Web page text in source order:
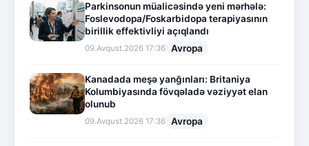
Parkinsonun müalicəsində yeni mərhələ:
Foslevodopa/Foskarbidopa terapiyasının
birillik effektivliyi açıqlandı
09.Avqust.2026 17:36 Avropa
Kanadada meşə yanğınları: Britaniya
Kolumbiyasında fövqəladə vəziyyət elan
olunub
09.Avqust.2026 17:36 Avropa